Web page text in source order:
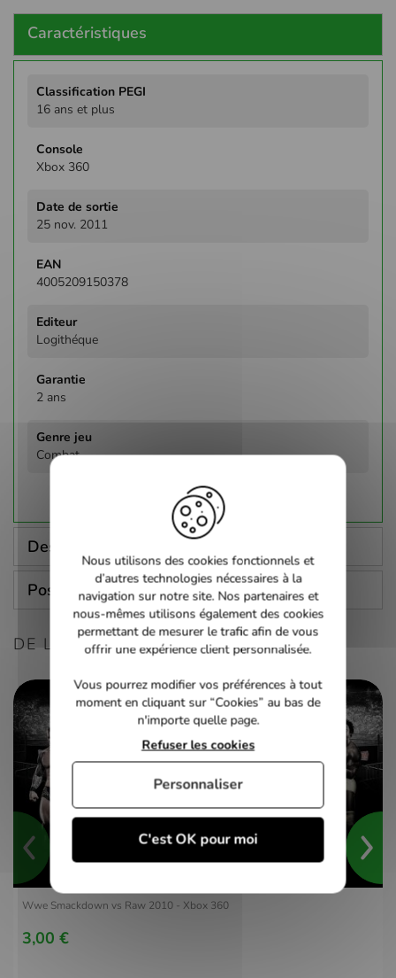
Caractéristiques
d'infos
16 ans et plus
Xbox 360
25 nov. 2011
4005209150378
Logithéque
2 ans
Combat
Description
Poser une question
DE LA MÊME CONSOLE
Wwe Smackdown vs Raw 2010 - Xbox 360
3,00 €
Nous utilisons des cookies fonctionnels et
d’autres technologies nécessaires à la
navigation sur notre site. Nos partenaires et
nous-mêmes utilisons également des cookies
permettant de mesurer le trafic afin de vous
offrir une expérience client personnalisée.
Vous pourrez modifier vos préférences à tout
moment en cliquant sur “Cookies” au bas de
n'importe quelle page.
C'est OK pour moi
Refuser les cookies
Personnaliser